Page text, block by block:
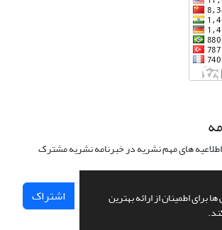
برای اطمینان از ارائه بهترین
اطلاعیه های مهم نشریه در خبرنامه نشریه مشترک
اشتراک